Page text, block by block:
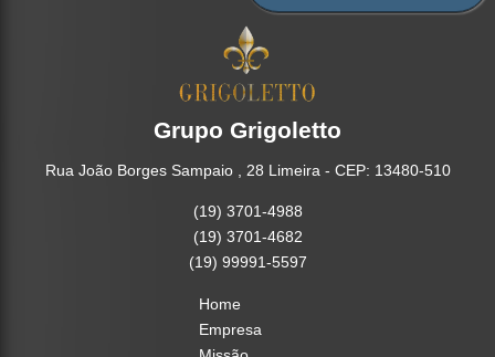
Grupo Grigoletto
Rua João Borges Sampaio , 28 Limeira - CEP: 13480-510
(19) 3701-4988
(19) 3701-4682
(19) 99991-5597
Home
Empresa